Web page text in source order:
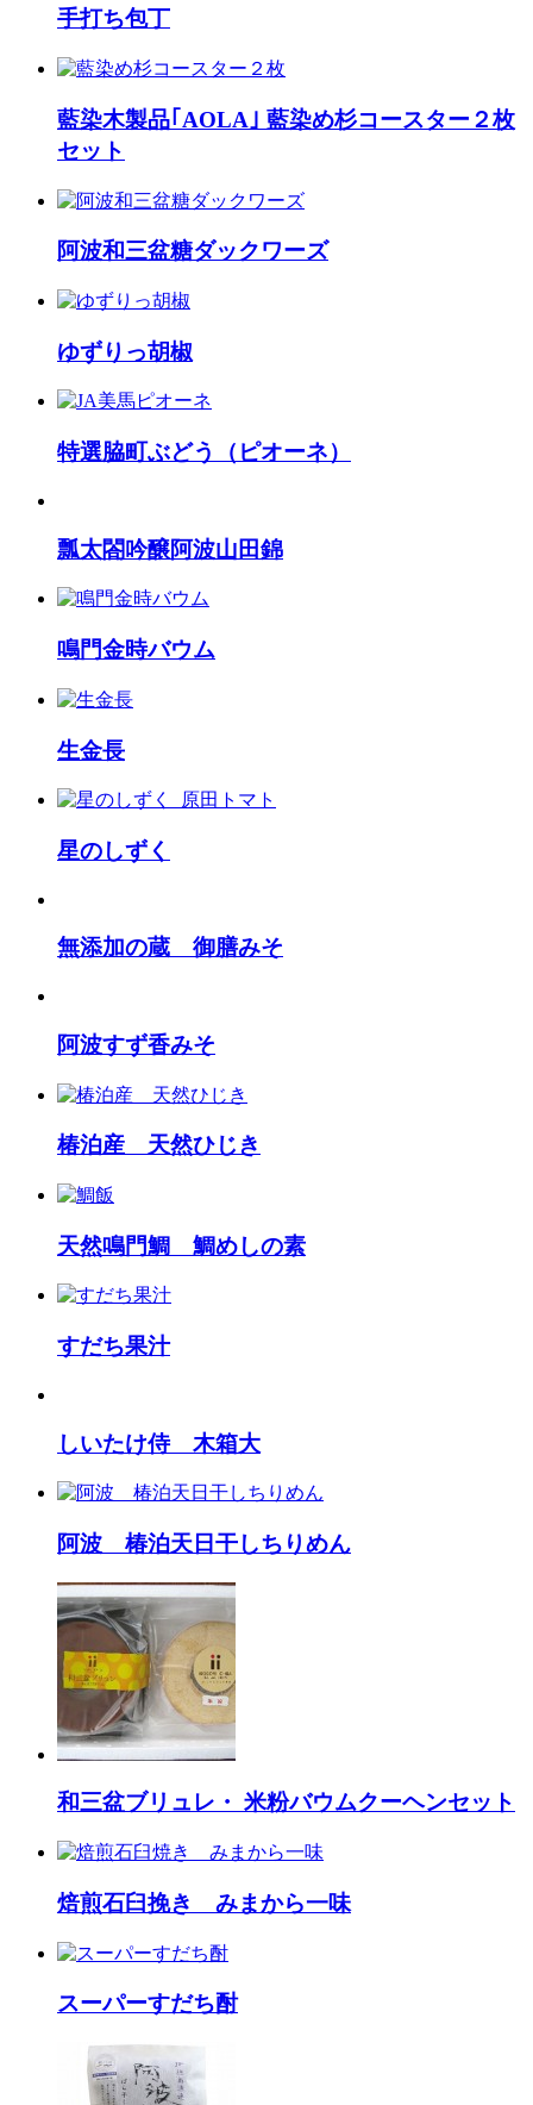
手打ち包丁
藍染木製品｢AOLA｣ 藍染め杉コースター２枚
セット
阿波和三盆糖ダックワーズ
ゆずりっ胡椒
特選脇町ぶどう（ピオーネ）
瓢太閤吟醸阿波山田錦
鳴門金時バウム
生金長
星のしずく
無添加の蔵 御膳みそ
阿波すず香みそ
椿泊産 天然ひじき
天然鳴門鯛 鯛めしの素
すだち果汁
しいたけ侍 木箱大
阿波 椿泊天日干しちりめん
和三盆ブリュレ・ 米粉バウムクーヘンセット
焙煎石臼挽き みまから一味
スーパーすだち酎